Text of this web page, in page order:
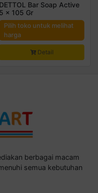
DETTOL Bar Soap Active
5 x 105 Gr
Pilih toko untuk melihat
harga
Detail
berbagai macam
semua kebutuhan